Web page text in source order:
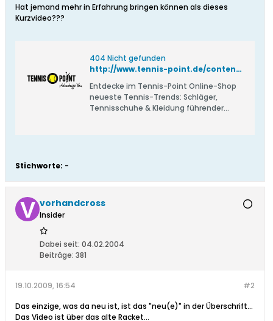
Hat jemand mehr in Erfahrung bringen können als dieses
Kurzvideo???
404 Nicht gefunden
http://www.tennis-point.de/content/de/New-Federer-Racket.html
Entdecke im Tennis-Point Online-Shop
neueste Tennis-Trends: Schläger,
Tennisschuhe & Kleidung führender
Stichworte: -
vorhandcross
Insider
Dabei seit: 04.02.2004
Beiträge: 381
#2
19.10.2009, 16:54
Das einzige, was da neu ist, ist das "neu(e)" in der Überschrift...
Das Video ist über das alte Racket...